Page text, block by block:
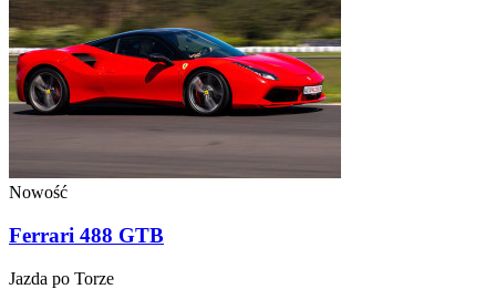
Nowość
Ferrari 488 GTB
Jazda po Torze